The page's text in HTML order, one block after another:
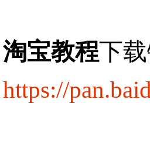
淘宝教程下
https://